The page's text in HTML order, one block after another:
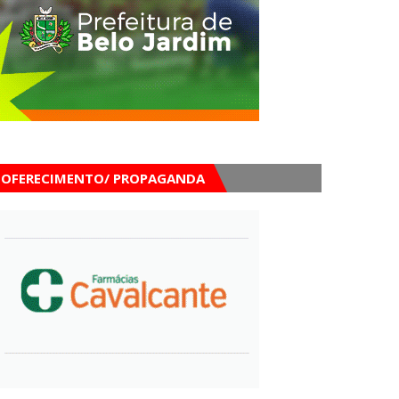
OFERECIMENTO/ PROPAGANDA